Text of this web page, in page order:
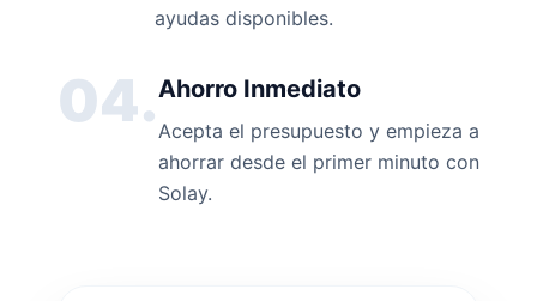
ayudas disponibles.
04.Ahorro Inmediato
Acepta el presupuesto y empieza a
ahorrar desde el primer minuto con
Solay.